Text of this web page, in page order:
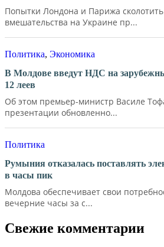
Попытки Лондона и Парижа
вмешательства на Украине пр...
Политика, Экономика
В Молдове введут НДС на
12 леев
Об этом премьер-министр Василе
презентации обновленно...
Политика
Румыния отказалась поставлять
в часы пик
Молдова обеспечивает свои
вечерние часы за с...
Свежие комментарии